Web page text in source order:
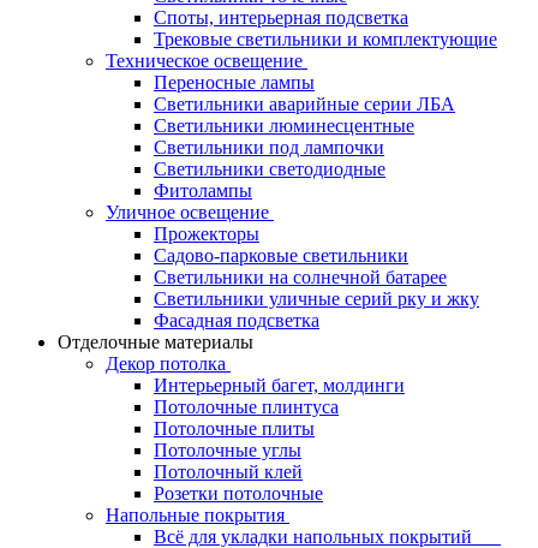
Споты, интерьерная подсветка
Трековые светильники и комплектующие
Техническое освещение
Переносные лампы
Светильники аварийные серии ЛБА
Светильники люминесцентные
Светильники под лампочки
Светильники светодиодные
Фитолампы
Уличное освещение
Прожекторы
Садово-парковые светильники
Светильники на солнечной батарее
Светильники уличные серий рку и жку
Фасадная подсветка
Отделочные материалы
Декор потолка
Интерьерный багет, молдинги
Потолочные плинтуса
Потолочные плиты
Потолочные углы
Потолочный клей
Розетки потолочные
Напольные покрытия
Всё для укладки напольных покрытий